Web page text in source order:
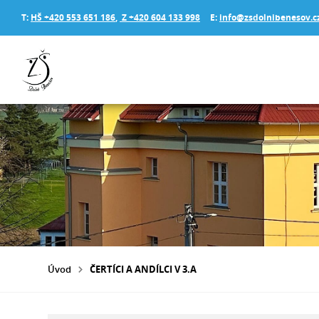
T: HŠ +420 553 651 186, Z +420 604 133 998 E:
Úvod ČERTÍCI A ANDÍLCI V 3.A